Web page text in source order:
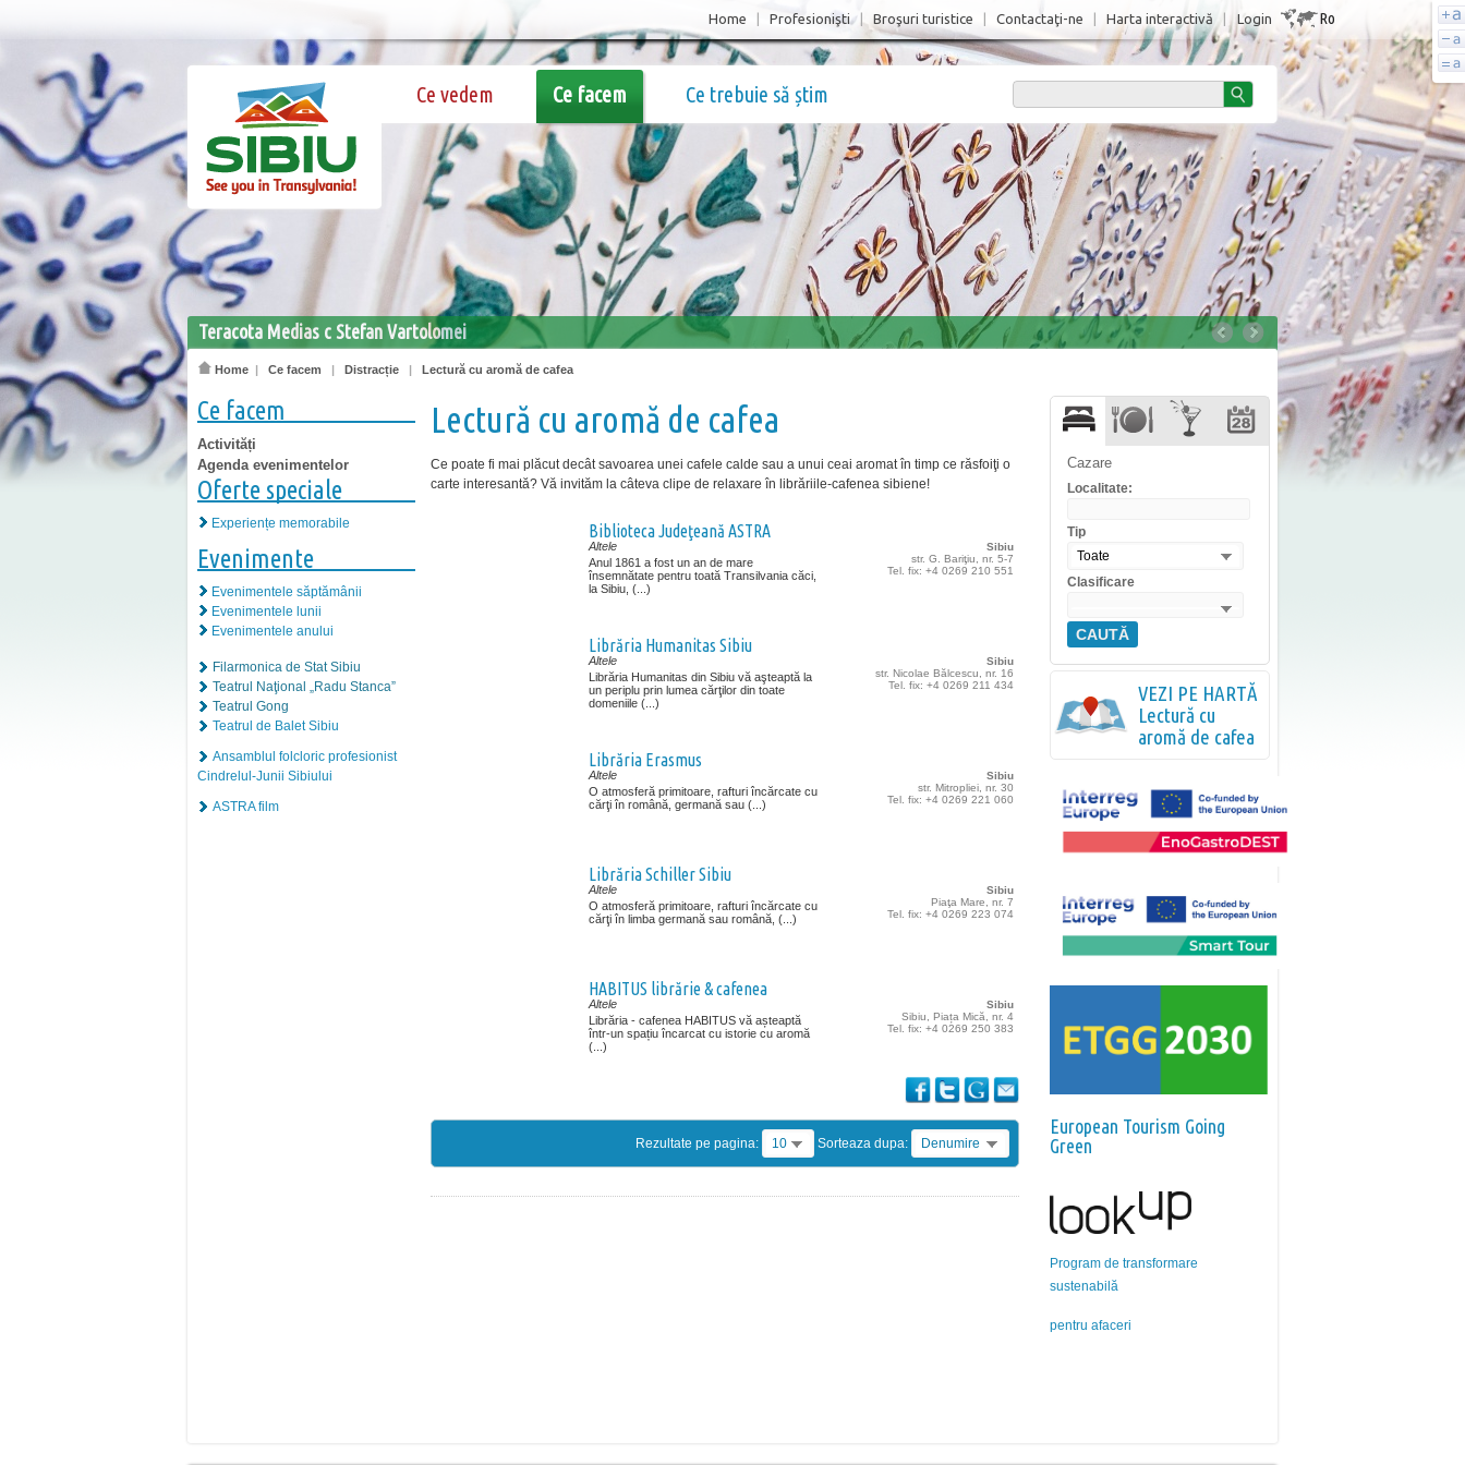
Login Ro
Home Profesionişti Broşuri turistice Contactaţi-ne Harta interactivă
Ce vedem Ce facem Ce trebuie să știm
Teracota Medias c Stefan Vartolomei
Home | Ce facem | Distracție | Lectură cu aromă de cafea
Ce facem
Activități
Agenda evenimentelor
Oferte speciale
Experiențe memorabile
Evenimente
Evenimentele săptămânii
Evenimentele lunii
Evenimentele anului
Filarmonica de Stat Sibiu
Teatrul Naţional „Radu Stanca”
Teatrul Gong
Teatrul de Balet Sibiu
Ansamblul folcloric profesionist
Cindrelul-Junii Sibiului
ASTRA film
Lectură cu aromă de cafea
Ce poate fi mai plăcut decât savoarea unei cafele calde sau a unui ceai aromat în timp ce răsfoiţi o
carte interesantă? Vă invităm la câteva clipe de relaxare în librăriile-cafenea sibiene!
Biblioteca Judeţeană ASTRA
Sibiu
str. G. Bariţiu, nr. 5-7
Tel. fix: +4 0269 210 551
Altele
Anul 1861 a fost un an de mare
însemnătate pentru toată Transilvania căci,
la Sibiu, (...)
Librăria Humanitas Sibiu
Sibiu
str. Nicolae Bălcescu, nr. 16
Tel. fix: +4 0269 211 434
Altele
Librăria Humanitas din Sibiu vă aşteaptă la
un periplu prin lumea cărţilor din toate
domeniile (...)
Librăria Erasmus
Sibiu
str. Mitropliei, nr. 30
Tel. fix: +4 0269 221 060
Altele
O atmosferă primitoare, rafturi încărcate cu
cărţi în română, germană sau (...)
Librăria Schiller Sibiu
Sibiu
Piaţa Mare, nr. 7
Tel. fix: +4 0269 223 074
Altele
O atmosferă primitoare, rafturi încărcate cu
cărţi în limba germană sau română, (...)
HABITUS librărie & cafenea
Sibiu
Sibiu, Piața Mică, nr. 4
Tel. fix: +4 0269 250 383
Altele
Librăria - cafenea HABITUS vă așteaptă
într-un spațiu încarcat cu istorie cu aromă
(...)
Rezultate pe pagina: 10 Sorteaza dupa: Denumire
Cazare
Localitate:
Tip
Toate
Clasificare
CAUTĂ
VEZI PE HARTĂ
Lectură cu
aromă de cafea
European Tourism Going
Green
Program de transformare
sustenabilă
pentru afaceri